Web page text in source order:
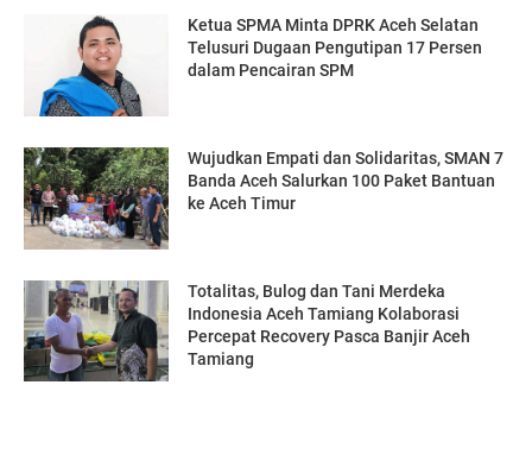
Ketua SPMA Minta DPRK Aceh Selatan
Telusuri Dugaan Pengutipan 17 Persen
dalam Pencairan SPM
Wujudkan Empati dan Solidaritas, SMAN 7
Banda Aceh Salurkan 100 Paket Bantuan
ke Aceh Timur
Totalitas, Bulog dan Tani Merdeka
Indonesia Aceh Tamiang Kolaborasi
Percepat Recovery Pasca Banjir Aceh
Tamiang